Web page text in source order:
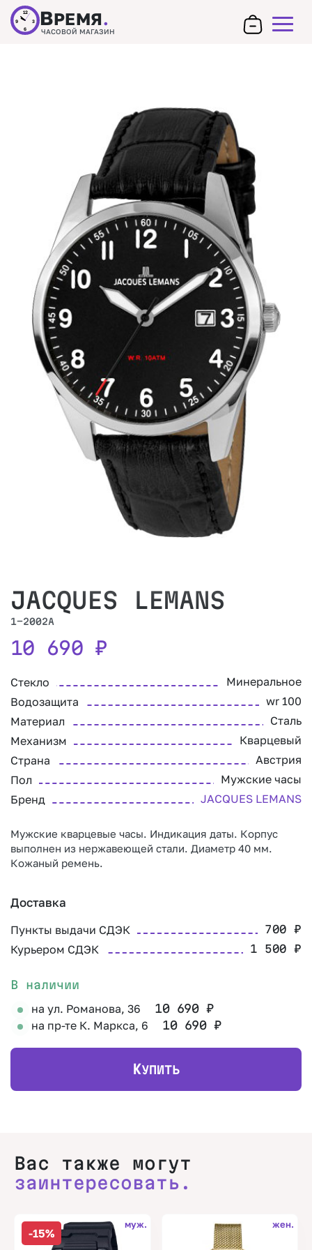
12
3
6
9 ВРЕМЯ.
ЧАСОВОЙ МАГАЗИН
JACQUES LEMANS
1-2002A
10 690 ₽
Стекло
Минеральное
Водозащита
wr 100
Материал
Сталь
Механизм
Кварцевый
Страна
Австрия
Пол
Мужские часы
Бренд
JACQUES LEMANS
Мужские кварцевые часы. Индикация даты. Корпус
выполнен из нержавеющей стали. Диаметр 40 мм.
Кожаный ремень.
Доставка
Пункты выдачи СДЭК 700₽
Курьером СДЭК 1 500₽
В наличии
на ул. Романова, 36 10 690₽
на пр-те К. Маркса, 6 10 690₽
КУПИТЬ
Вас также могут
заинтересовать.
-15%
муж. жен.